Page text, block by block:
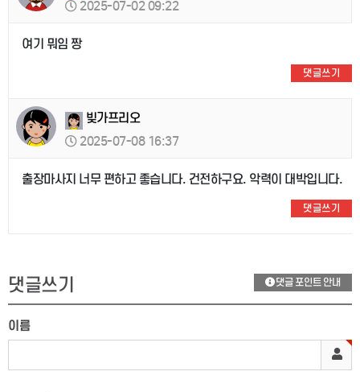
2025-07-02 09:22
여기 뭐임 짱
댓글쓰기
빚가프리오
2025-07-08 16:37
출장마사지 너무 편하고 좋습니다. 건전하구요. 악력이 대박입니다.
댓글쓰기
댓글쓰기 댓글 포인트 안내
이름